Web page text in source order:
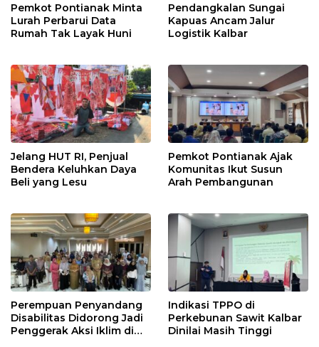
Pemkot Pontianak Minta
Lurah Perbarui Data
Rumah Tak Layak Huni
Pendangkalan Sungai
Kapuas Ancam Jalur
Logistik Kalbar
Jelang HUT RI, Penjual
Bendera Keluhkan Daya
Beli yang Lesu
Pemkot Pontianak Ajak
Komunitas Ikut Susun
Arah Pembangunan
Perempuan Penyandang
Disabilitas Didorong Jadi
Penggerak Aksi Iklim di
Indikasi TPPO di
Perkebunan Sawit Kalbar
Dinilai Masih Tinggi